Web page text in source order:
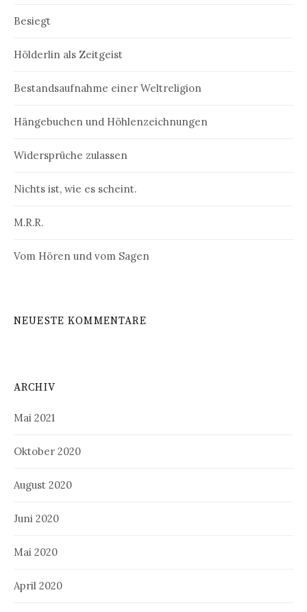
Besiegt
Hölderlin als Zeitgeist
Bestandsaufnahme einer Weltreligion
Hängebuchen und Höhlenzeichnungen
Widersprüche zulassen
Nichts ist, wie es scheint.
M.R.R.
Vom Hören und vom Sagen
NEUESTE KOMMENTARE
ARCHIV
Mai 2021
Oktober 2020
August 2020
Juni 2020
Mai 2020
April 2020